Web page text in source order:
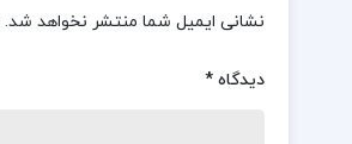
نشانی ایمیل شما منتشر نخواهد شد.
دیدگاه*